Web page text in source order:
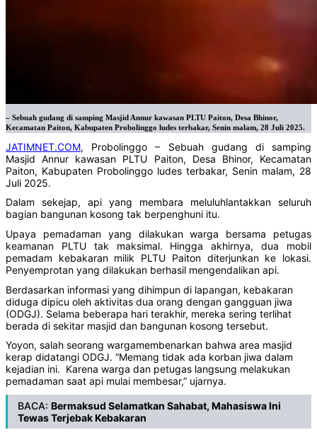
– Sebuah gudang di samping Masjid Annur kawasan PLTU Paiton, Desa Bhinor,
Kecamatan Paiton, Kabupaten Probolinggo ludes terbakar, Senin malam, 28 Juli 2025.
JATIMNET.COM, Probolinggo – Sebuah gudang di samping
Masjid Annur kawasan PLTU Paiton, Desa Bhinor, Kecamatan
Paiton, Kabupaten Probolinggo ludes terbakar, Senin malam, 28
Juli 2025.
Dalam sekejap, api yang membara meluluhlantakkan seluruh
bagian bangunan kosong tak berpenghuni itu.
‎Upaya pemadaman yang dilakukan warga bersama petugas
keamanan PLTU tak maksimal. Hingga akhirnya, dua mobil
pemadam kebakaran milik PLTU Paiton diterjunkan ke lokasi.
Penyemprotan yang dilakukan berhasil mengendalikan api.
‎Berdasarkan informasi yang dihimpun di lapangan, kebakaran
diduga dipicu oleh aktivitas dua orang dengan gangguan jiwa
(ODGJ). Selama beberapa hari terakhir, mereka sering terlihat
berada di sekitar masjid dan bangunan kosong tersebut.
‎Yoyon, salah seorang wargamembenarkan bahwa area masjid
kerap didatangi ODGJ. “Memang tidak ada korban jiwa dalam
kejadian ini. Karena warga dan petugas langsung melakukan
pemadaman saat api mulai membesar,” ujarnya.
BACA: Bermaksud Selamatkan Sahabat, Mahasiswa Ini
Tewas Terjebak Kebakaran